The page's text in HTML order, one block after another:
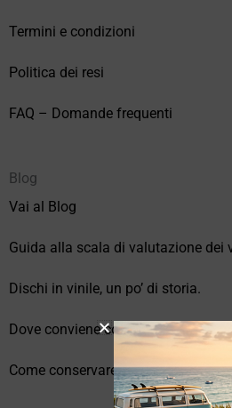
Termini e condizioni
Politica dei resi
FAQ – Domande frequenti
Blog
Vai al Blog
Guida alla scala di valutazione dei
Dischi in vinile, un po’ di storia.
Dove conviene comprare vinili
Come conservare correttamente i